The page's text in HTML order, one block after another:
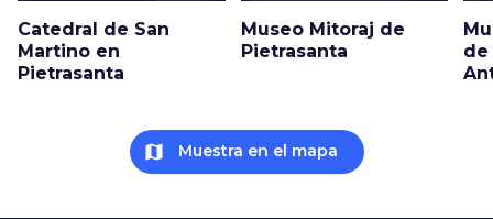
Catedral de San
Martino en
Pietrasanta
Museo Mitoraj de
Pietrasanta
de
map Muestra en el mapa